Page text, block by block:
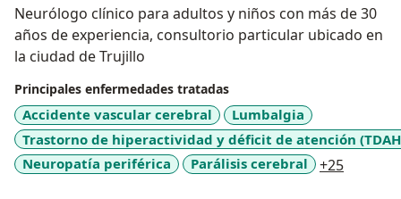
Neurólogo clínico para adultos y niños con más de 30
años de experiencia, consultorio particular ubicado en
la ciudad de Trujillo
Principales enfermedades tratadas
Accidente vascular cerebral
Lumbalgia
Trastorno de hiperactividad y déficit de atención
Neuropatía periférica
Parálisis cerebral +25